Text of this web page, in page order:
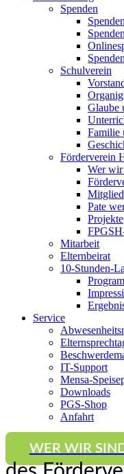
Spenden
Schulverein
Glaube
Familie
Förderverein
Wer wir
Pate
Projekte
Mitarbeit
Elternbeirat
10-Stunden-
Service
IT-Support
Mensa-
Downloads
PGS-Shop
Anfahrt
WER WIR